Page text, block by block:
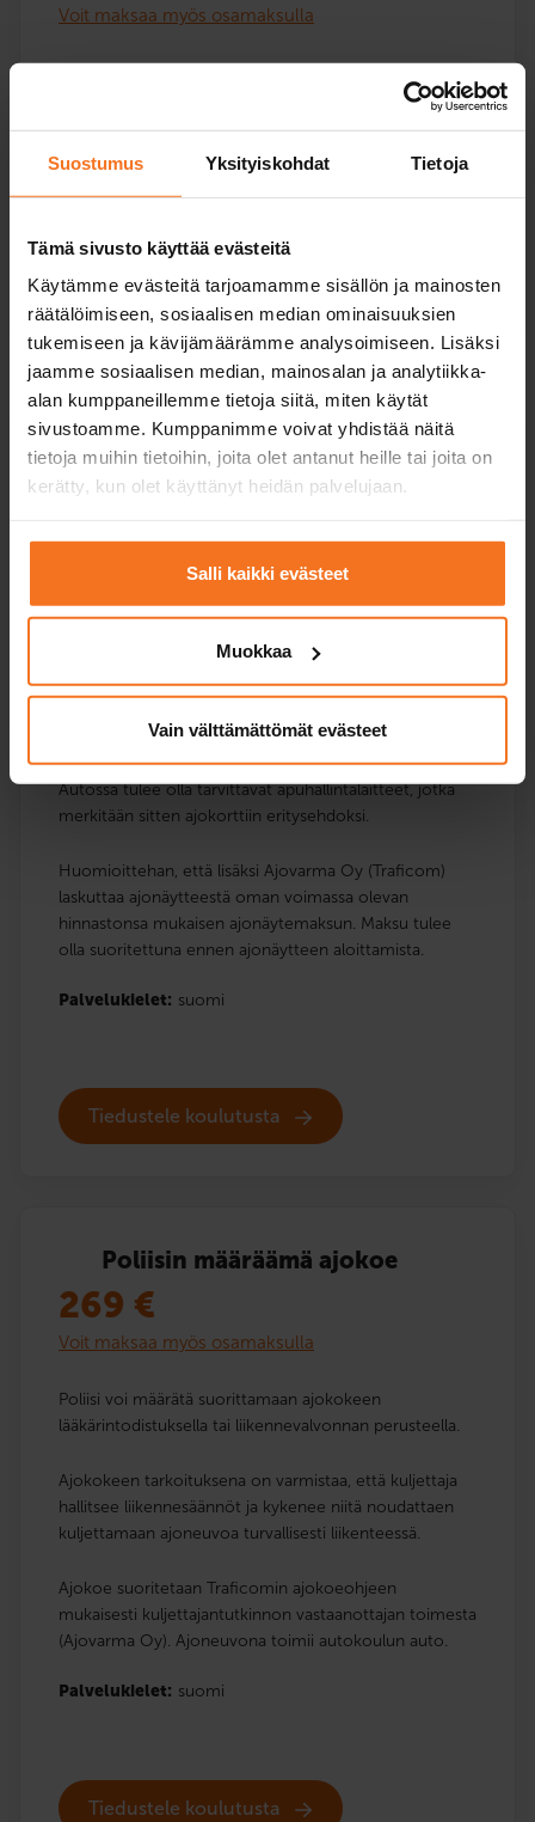
Suostumus Yksityiskohdat Tietoja
Tämä sivusto käyttää evästeitä
Käytämme evästeitä tarjoamamme sisällön ja mainosten
räätälöimiseen, sosiaalisen median ominaisuuksien
tukemiseen ja kävijämäärämme analysoimiseen. Lisäksi
jaamme sosiaalisen median, mainosalan ja analytiikka-
alan kumppaneillemme tietoja siitä, miten käytät
sivustoamme. Kumppanimme voivat yhdistää näitä
tietoja muihin tietoihin, joita olet antanut heille tai joita on
kerätty, kun olet käyttänyt heidän palvelujaan.
Salli kaikki evästeet
Muokkaa
Vain välttämättömät evästeet
Voit maksaa myös osamaksulla
Koulutus pidetään suomeksi. Koulutuksen voi käydä
Palvelukielet: suomi
Lue lisää ja ilmoittaudu
Poliisin määräämä ajonäyte
289 €
Poliisi voi määrätä suorittamaan ajonäytteen, mikäli on
epäselvää motoriikan riittävyydestä auton hallintaan.
Ajonäytteen tarkoituksena on selvittää henkilön
edellytykset ajoneuvon hallintalaitteiden käyttöön joko
lisähallintalaitteiden kanssa.
Autossa tulee olla tarvittavat apuhallintalaitteet, jotka
merkitään sitten ajokorttiin eritysehdoksi.
Huomioittehan, että lisäksi Ajovarma Oy (Traficom)
laskuttaa ajonäytteestä oman voimassa olevan
hinnastonsa mukaisen ajonäytemaksun. Maksu tulee
olla suoritettuna ennen ajonäytteen aloittamista.
Palvelukielet: suomi
Tiedustele koulutusta
Poliisin määräämä ajokoe
269 €
Voit maksaa myös osamaksulla
Poliisi voi määrätä suorittamaan ajokokeen
lääkärintodistuksella tai liikennevalvonnan perusteella.
Ajokokeen tarkoituksena on varmistaa, että kuljettaja
hallitsee liikennesäännöt ja kykenee niitä noudattaen
kuljettamaan ajoneuvoa turvallisesti liikenteessä.
Ajokoe suoritetaan Traficomin ajokoeohjeen
mukaisesti kuljettajantutkinnon vastaanottajan toimesta
(Ajovarma Oy). Ajoneuvona toimii autokoulun auto.
Palvelukielet: suomi
Tiedustele koulutusta